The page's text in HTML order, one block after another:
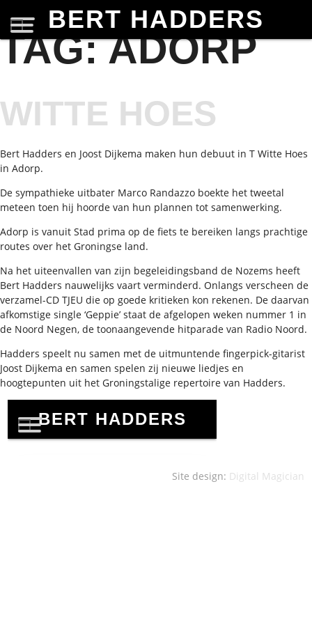
BERT HADDERS
TAG:ADORP
WITTE HOES
Bert Hadders en Joost Dijkema maken hun debuut in T Witte Hoes
in Adorp.
De sympathieke uitbater Marco Randazzo boekte het tweetal
meteen toen hij hoorde van hun plannen tot samenwerking.
Adorp is vanuit Stad prima op de fiets te bereiken langs prachtige
routes over het Groningse land.
Na het uiteenvallen van zijn begeleidingsband de Nozems heeft
Bert Hadders nauwelijks vaart verminderd. Onlangs verscheen de
verzamel-CD TJEU die op goede kritieken kon rekenen. De daarvan
afkomstige single ‘Geppie’ staat de afgelopen weken nummer 1 in
de Noord Negen, de toonaangevende hitparade van Radio Noord.
Hadders speelt nu samen met de uitmuntende fingerpick-gitarist
Joost Dijkema en samen spelen zij nieuwe liedjes en
hoogtepunten uit het Groningstalige repertoire van Hadders.
Site design: Digital Magician